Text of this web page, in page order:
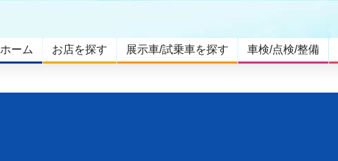
ホーム お店を探す 展示車/試乗車を探す 車検/点検/整備